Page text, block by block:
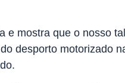
e mostra que o nosso
desporto motorizado